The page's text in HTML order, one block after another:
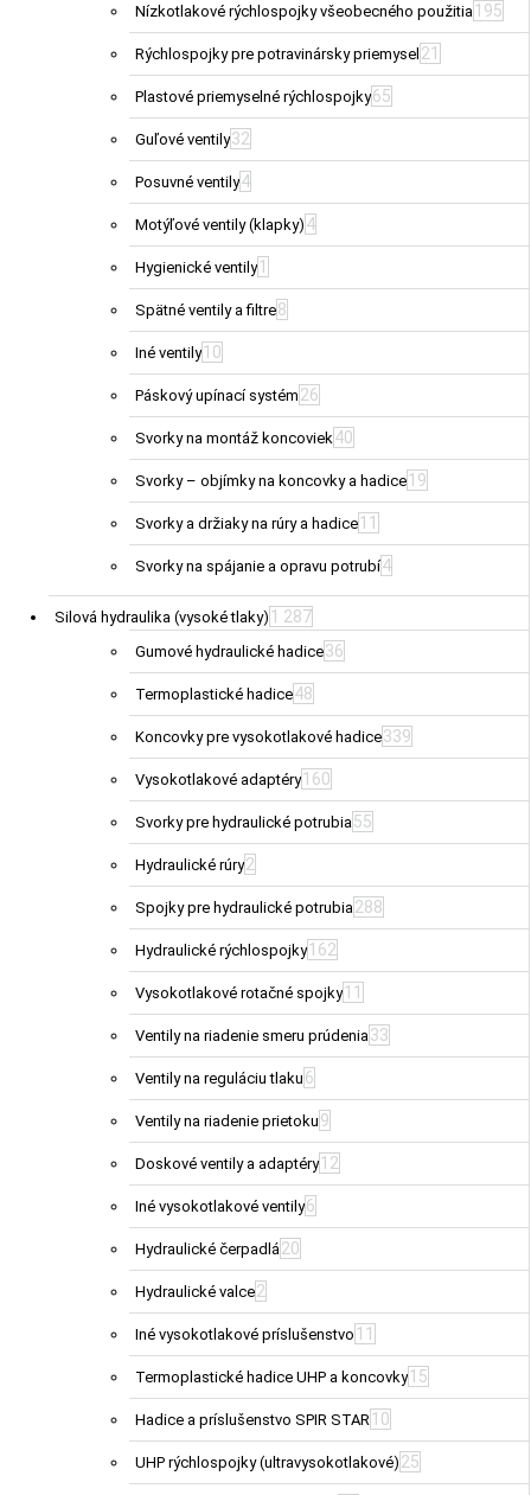
Nízkotlakové rýchlospojky všeobecného použitia 195
Rýchlospojky pre potravinársky priemysel 21
Plastové priemyselné rýchlospojky65
Guľové ventily32
Posuvné ventily4
Motýľové ventily (klapky) 4
Hygienické ventily 1
Spätné ventily a filtre8
Iné ventily 10
Páskový upínací systém 26
Svorky na montáž koncoviek40
Svorky – objímky na koncovky a hadice 19
Svorky a držiaky na rúry a hadice 11
Svorky na spájanie a opravu potrubí4
Silová hydraulika (vysoké tlaky) 1 287
Gumové hydraulické hadice36
Termoplastické hadice48
Koncovky pre vysokotlakové hadice339
Vysokotlakové adaptéry 160
Svorky pre hydraulické potrubia55
Hydraulické rúry2
Spojky pre hydraulické potrubia288
Hydraulické rýchlospojky 162
Vysokotlakové rotačné spojky 11
Ventily na riadenie smeru prúdenia33
Ventily na reguláciu tlaku 6
Ventily na riadenie prietoku 9
Doskové ventily a adaptéry 12
Iné vysokotlakové ventily6
Hydraulické čerpadlá20
Hydraulické valce2
Iné vysokotlakové príslušenstvo 11
Termoplastické hadice UHP a koncovky 15
Hadice a príslušenstvo SPIR STAR 10
UHP rýchlospojky (ultravysokotlakové) 25